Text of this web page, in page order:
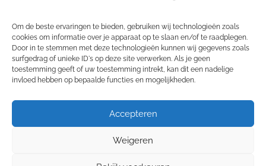
Om de beste ervaringen te bieden, gebruiken wij technologieën zoals
cookies om informatie over je apparaat op te slaan en/of te raadplegen.
Door in te stemmen met deze technologieën kunnen wij gegevens zoals
surfgedrag of unieke ID's op deze site verwerken. Als je geen
toestemming geeft of uw toestemming intrekt, kan dit een nadelige
invloed hebben op bepaalde functies en mogelijkheden.
Accepteren
Weigeren
Zelf allesreiniger maken: 4
natuurlijke recepten voor een
schoon en fris huis